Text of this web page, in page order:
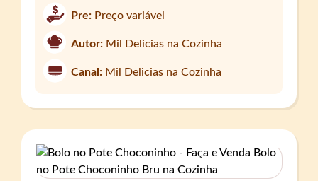
Pre: Preço variável
Autor: Mil Delicias na Cozinha
Canal: Mil Delicias na Cozinha